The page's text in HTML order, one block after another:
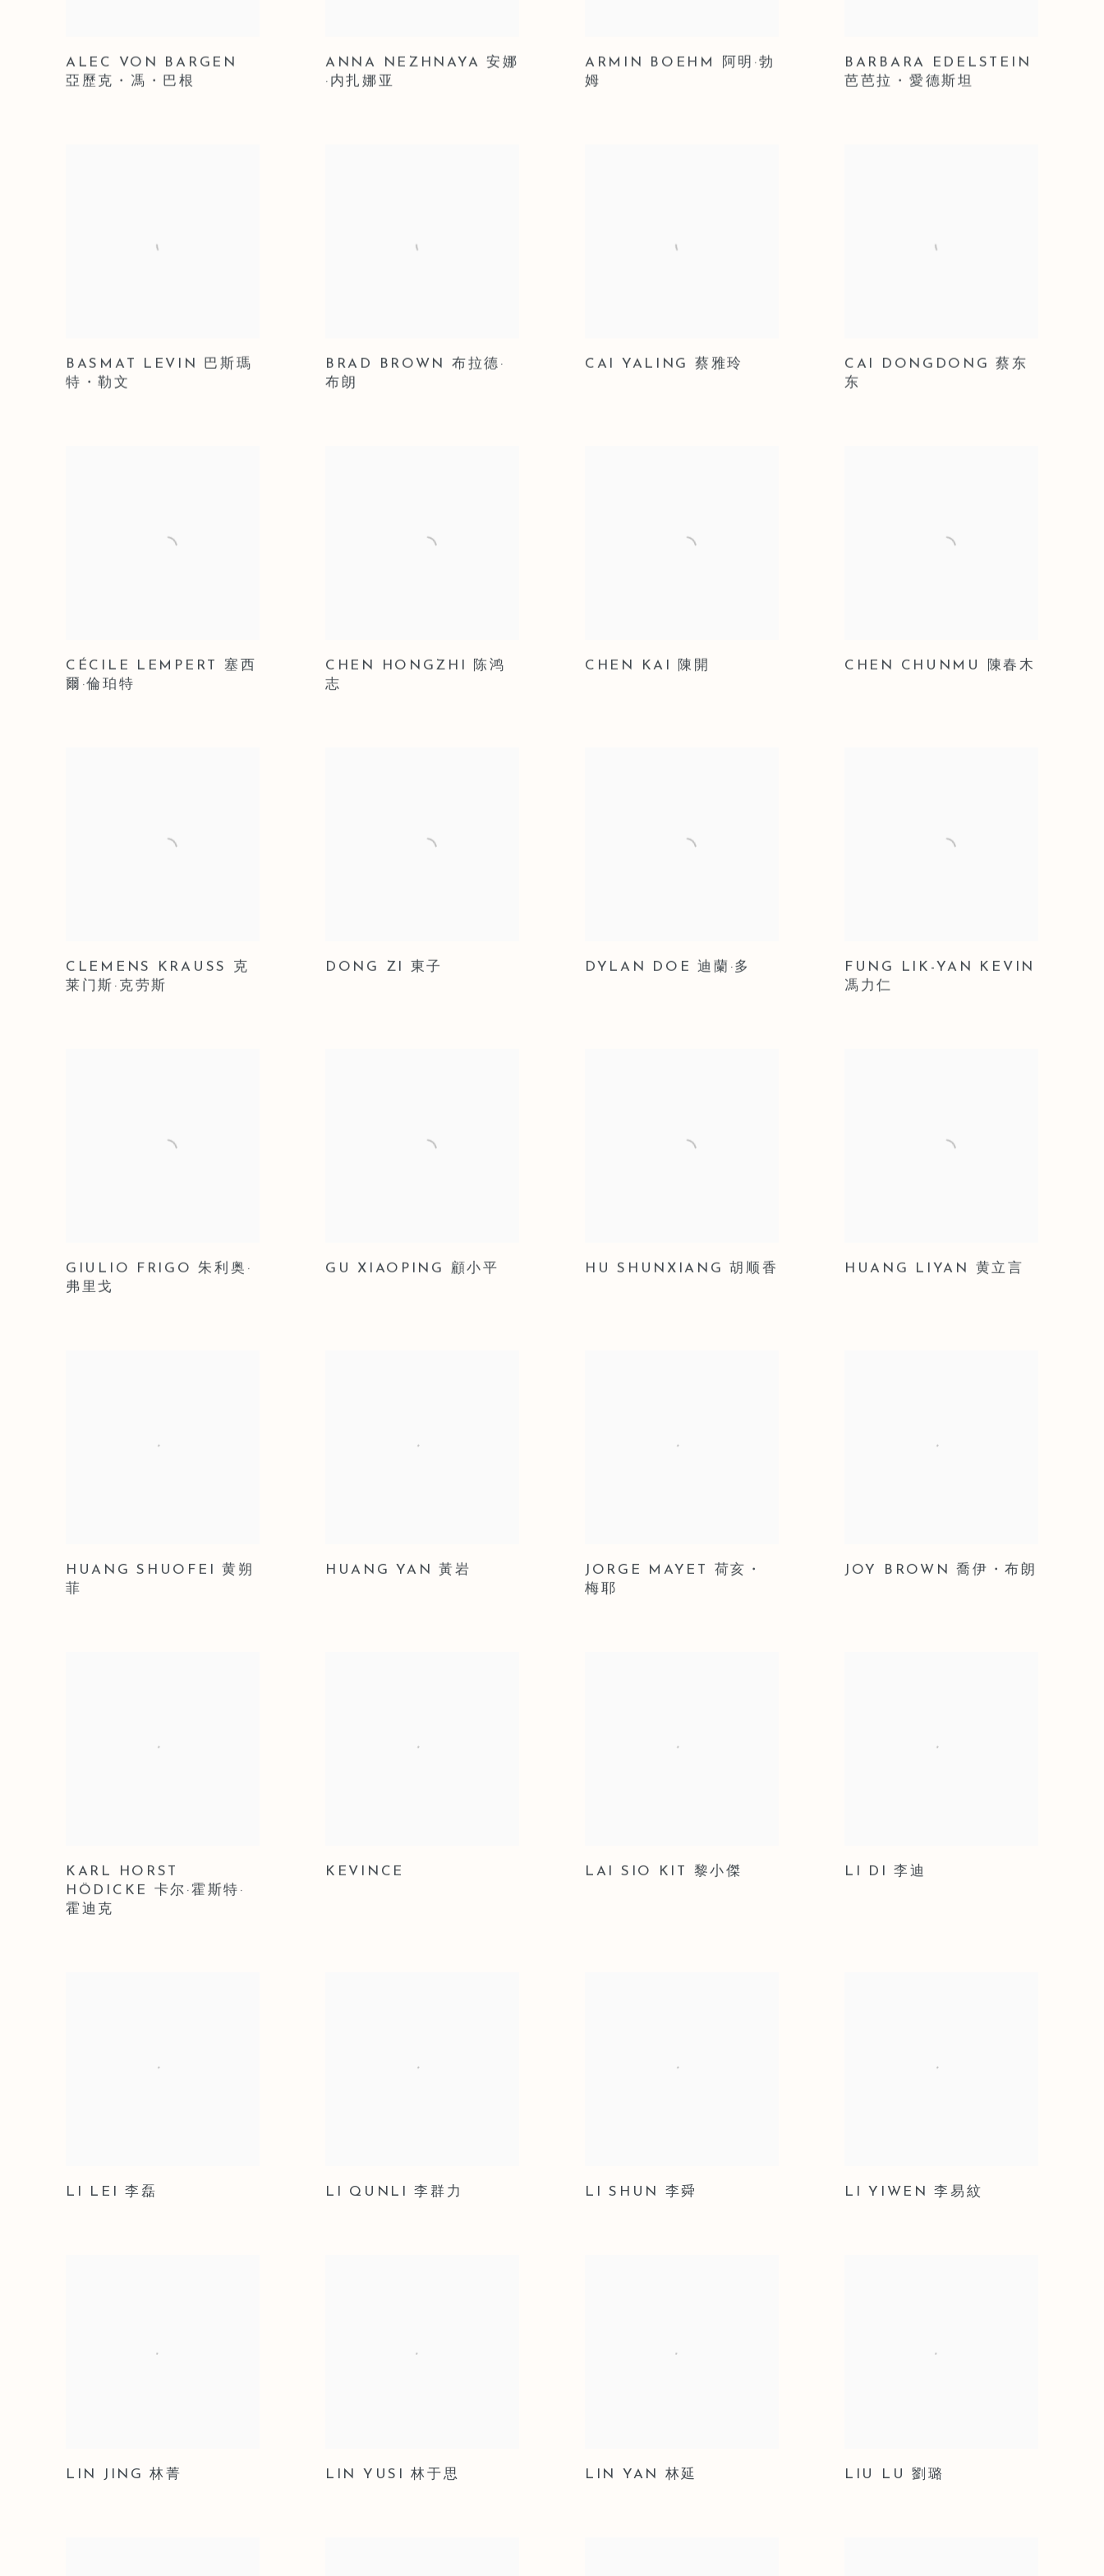
ALEC VON BARGEN
亞歷克・馮・巴根
ANNA NEZHNAYA 安娜
·内扎娜亚
ARMIN BOEHM 阿明·勃
姆
BARBARA EDELSTEIN
芭芭拉・愛德斯坦
BASMAT LEVIN 巴斯瑪
特・勒文
BRAD BROWN 布拉德·
布朗
CAI YALING 蔡雅玲
CAI DONGDONG 蔡东
东
CÉCILE LEMPERT 塞西
爾·倫珀特
CHEN HONGZHI 陈鸿
志
CHEN KAI 陳開 CHEN CHUNMU 陳春木
CLEMENS KRAUSS 克
莱门斯·克劳斯
DONG ZI 東子 DYLAN DOE 迪蘭·多
FUNG LIK-YAN KEVIN
馮力仁
GIULIO FRIGO 朱利奥·
弗里戈
GU XIAOPING 顧小平 HU SHUNXIANG 胡顺香 HUANG LIYAN 黄立言
HUANG SHUOFEI 黄朔
菲
HUANG YAN 黃岩
JORGE MAYET 荷亥・
梅耶
JOY BROWN 喬伊・布朗
KARL HORST
HÖDICKE 卡尔·霍斯特·
霍迪克
KEVINCE LAI SIO KIT 黎小傑 LI DI 李迪
LI LEI 李磊 LI QUNLI 李群力 LI SHUN 李舜 LI YIWEN 李易紋
LIN JING 林菁 LIN YUSI 林于思 LIN YAN 林延 LIU LU 劉璐